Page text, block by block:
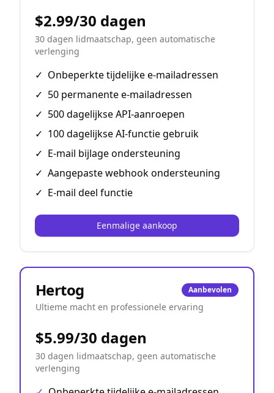
$2.99/30 dagen
30 dagen lidmaatschap, geen automatische
verlenging
✓ Onbeperkte tijdelijke e-mailadressen
✓ 50 permanente e-mailadressen
✓ 500 dagelijkse API-aanroepen
✓ 100 dagelijkse AI-functie gebruik
✓ E-mail bijlage ondersteuning
✓ Aangepaste webhook ondersteuning
✓ E-mail deel functie
Eenmalige aankoop
Hertog Aanbevolen
Ultieme macht en professionele ervaring
$5.99/30 dagen
30 dagen lidmaatschap, geen automatische
verlenging